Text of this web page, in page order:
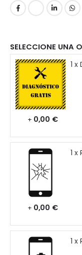
SELECCIONE UNA
1
+ 0,00 €
1
+ 0,00 €
1